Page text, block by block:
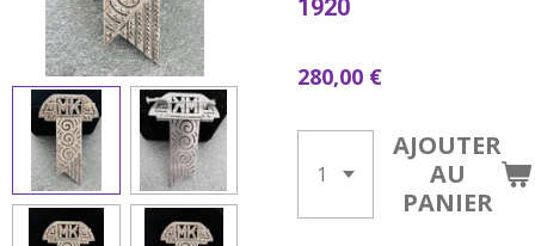
1920
280,00 €
AJOUTER
AU
PANIER